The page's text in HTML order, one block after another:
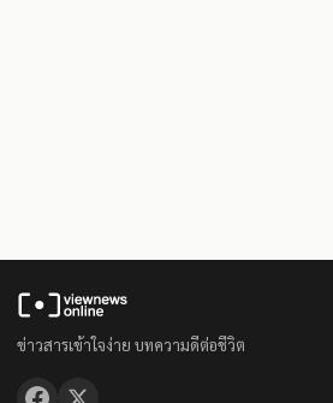
ข่าวสารเข้าใจง่าย บทความดีต่อชีวิต